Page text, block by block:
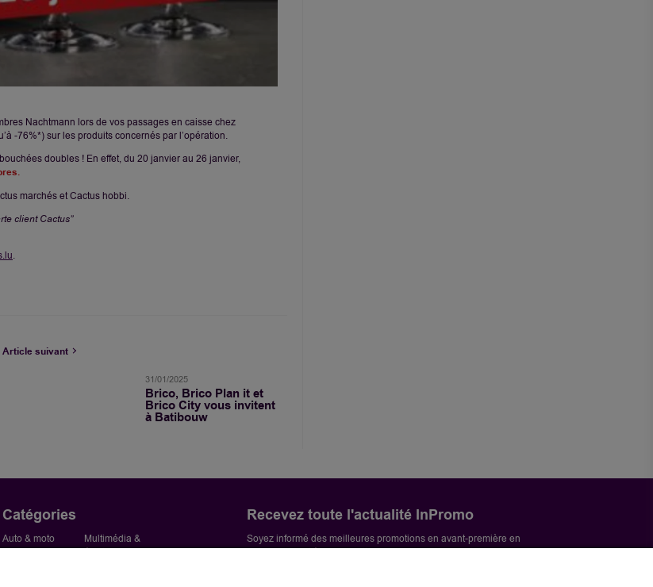
Nachtmann lors de vos passages en caisse chez
-76%*) sur les produits concernés par l’opération.
doubles ! En effet, du 20 janvier au 26 janvier,
marchés et Cactus hobbi.
client Cactus”
.
Article suivant
31/01/2025
Brico, Brico Plan it et
Brico City vous invitent
à Batibouw
Catégories
Auto & moto
Bricolage
Multimédia &
électro
Recevez toute l'actualité InPromo
Soyez informé des meilleures promotions en avant-première en
vous inscrivant à la newsletter InPromo vum LuxPost.